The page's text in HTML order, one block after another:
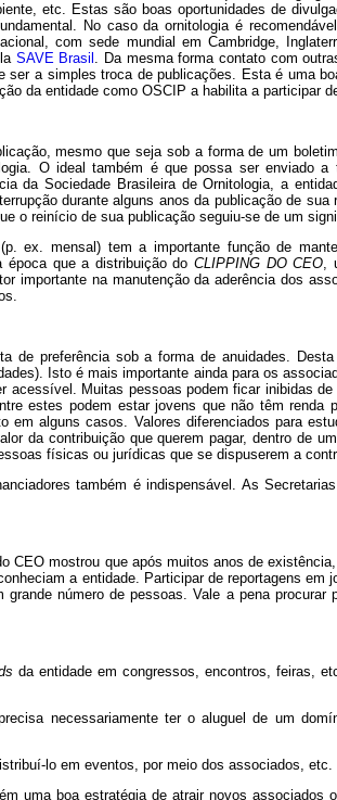
etc. Estas são boas oportunidades de
No caso da ornitologia é
com sede mundial em Cambridge,
SAVE Brasil . Da mesma forma contato com
ser a simples troca de publicações. Esta é uma
da entidade como OSCIP a habilita a participar
mesmo que seja sob a forma de um
O ideal também é que possa ser enviado a
da Sociedade Brasileira de Ornitologia, a
durante alguns anos da publicação de
o reinício de sua publicação seguiu-se de um
ex. mensal) tem a importante função de
época que a distribuição doCLIPPING DO CEO,
importante na manutenção da aderência dos
de preferência sob a forma de anuidades.
Isto é mais importante ainda para os
acessível. Muitas pessoas podem ficar inibidas
estes podem estar jovens que não têm renda
em alguns casos. Valores diferenciados para
da contribuição que querem pagar, dentro de
físicas ou jurídicas que se dispuserem a
também é indispensável. As
CEO mostrou que após muitos anos de
a entidade. Participar de reportagens em
número de pessoas. Vale a pena procurar
da entidade em congressos, encontros, feiras,
necessariamente ter o aluguel de um
lo em eventos, por meio dos associados, etc.
uma boa estratégia de atrair novos associados